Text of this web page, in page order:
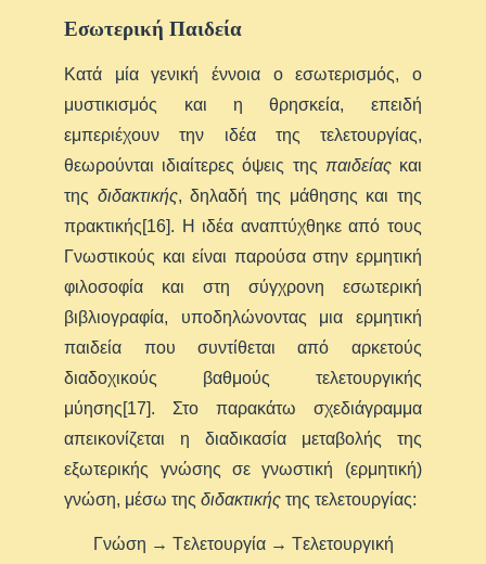
Εσωτερική Παιδεία
Κατά μία γενική έννοια ο εσωτερισμός, ο
μυστικισμός και η θρησκεία, επειδή
εμπεριέχουν την ιδέα της τελετουργίας,
θεωρούνται ιδιαίτερες όψεις της παιδείαςκαι
της διδακτικής, δηλαδή της μάθησης και της
πρακτικής[16]. Η ιδέα αναπτύχθηκε από τους
Γνωστικούς και είναι παρούσα στην ερμητική
φιλοσοφία και στη σύγχρονη εσωτερική
βιβλιογραφία, υποδηλώνοντας μια ερμητική
παιδεία που συντίθεται από αρκετούς
διαδοχικούς βαθμούς τελετουργικής
μύησης[17]. Στο παρακάτω σχεδιάγραμμα
απεικονίζεται η διαδικασία μεταβολής της
εξωτερικής γνώσης σε γνωστική (ερμητική)
γνώση, μέσω τηςδιδακτικής της τελετουργίας:
Γνώση → Tελετουργία → Tελετουργική